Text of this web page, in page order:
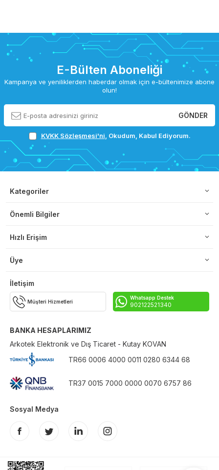
E-Bülten Aboneliği
Kampanya ve yeniliklerden haberdar olmak için e-bültenimize abone
olun!
GÖNDER
KVKK Sözleşmesi'ni , Okudum, Kabul Ediyorum.
Kategoriler
Önemli Bilgiler
Hızlı Erişim
Üye
İletişim
Müşteri Hizmetleri
Whatsapp Destek
902122521340
BANKA HESAPLARIMIZ
Arkotek Elektronik ve Dış Ticaret - Kutay KOVAN
TR66 0006 4000 0011 0280 6344 68
TR37 0015 7000 0000 0070 6757 86
Sosyal Medya